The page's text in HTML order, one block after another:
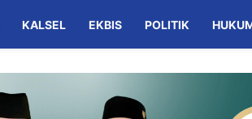
KALSEL EKBIS POLITIK